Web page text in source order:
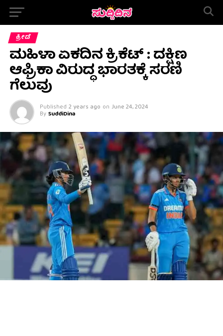
ಕ್ರೀಡೆ
ಮಹಿಳಾ ಏಕದಿನ ಕ್ರಿಕೆಟ್ : ದಕ್ಷಿಣ
ಆಫ್ರಿಕಾ ವಿರುದ್ಧ ಭಾರತಕ್ಕೆ ಸರಣಿ
ಗೆಲುವು
Published 2 years ago on June 24, 2024
By SuddiDina